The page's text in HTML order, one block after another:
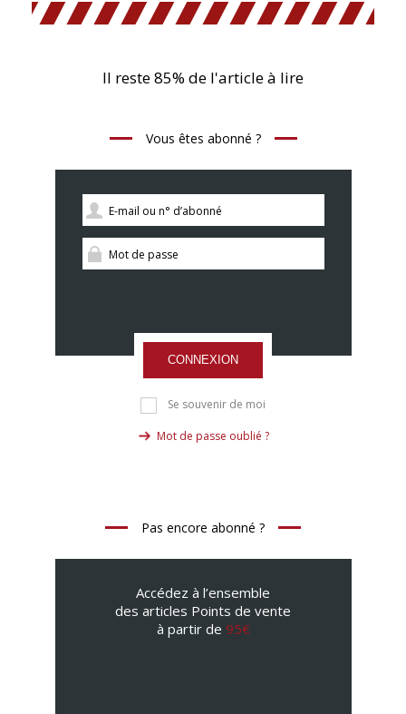
Il reste 85% de l'article à lire
Vous êtes abonné ?
CONNEXION
Se souvenir de moi
Mot de passe oublié ?
Pas encore abonné ?
Accédez à l’ensemble
des articles Points de vente
à partir de 95€